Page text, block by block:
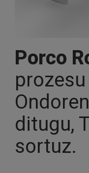
Porco
ditugu,
sortuz.